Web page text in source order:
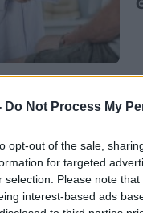
Do Not Process My
opt-out of the sale,
for targeted
selection. Please note
interest-based ads
τεχνική